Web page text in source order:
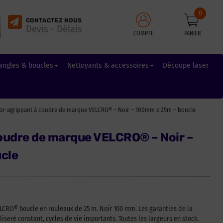
CONTACTEZ NOUS
Devis - Délais COMPTE PANIER
0
& boucles Nettoyants & accessoires Découpe laser
agrippant à coudre de marque VELCRO® – Noir – 100mm x 25m – boucle
de marque VELCRO® – Noir –
boucle en rouleaux de 25 m. Noir 100 mm. Les garanties de la
constant, cycles de vie importants. Toutes les largeurs en stock.